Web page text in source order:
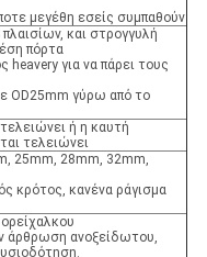
μεγέθη εσείς συμπαθούν
και στρογγυλή
πόρτα
heavery για να πάρει τους
OD25mm γύρω από το
ή η καυτή
τελειώνει
25mm, 28mm, 32mm,
κρότος, κανένα ράγισμα
άρθρωση ανοξείδωτου,